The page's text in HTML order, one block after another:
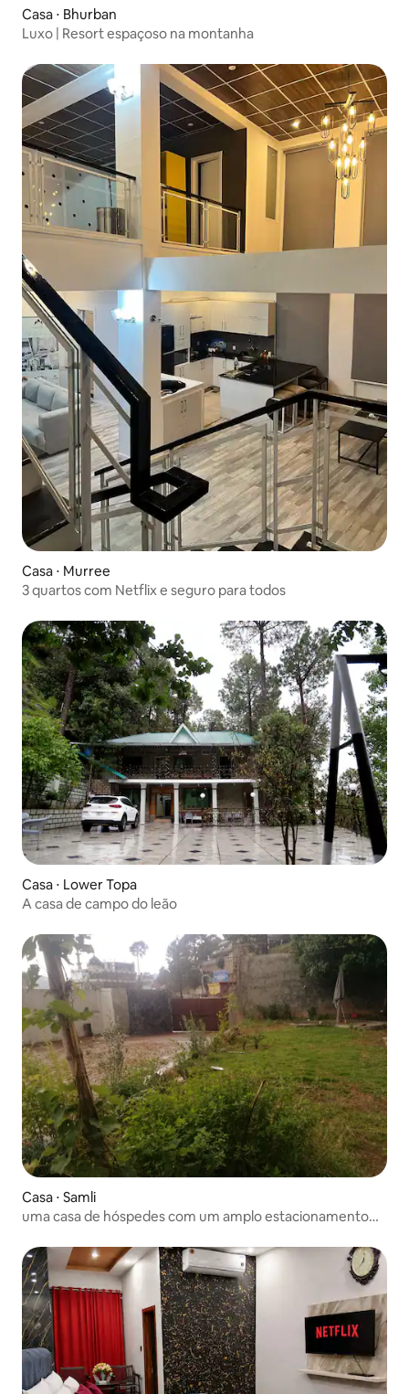
Casa ⋅ Bhurban
Luxo | Resort espaçoso na montanha
Casa ⋅ Murree
3 quartos com Netflix e seguro para todos
Casa ⋅ Lower Topa
A casa de campo do leão
Casa ⋅ Samli
uma casa de hóspedes com um amplo estacionamento